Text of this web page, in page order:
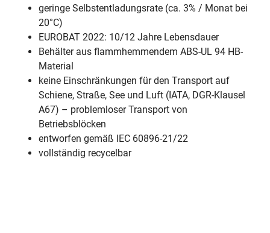
geringe Selbstentladungsrate (ca. 3% / Monat bei
20°C)
EUROBAT 2022: 10/12 Jahre Lebensdauer
Behälter aus flammhemmendem ABS-UL 94 HB-
Material
keine Einschränkungen für den Transport auf
Schiene, Straße, See und Luft (IATA, DGR-Klausel
A67) – problemloser Transport von
Betriebsblöcken
entworfen gemäß IEC 60896-21/22
vollständig recycelbar